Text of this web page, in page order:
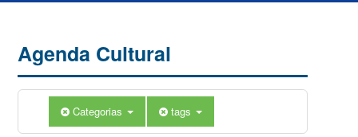
Agenda Cultural
Categorias tags
5:00